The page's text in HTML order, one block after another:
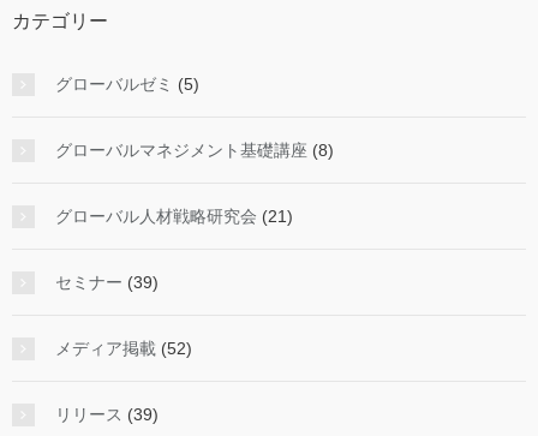
カテゴリー
グローバルゼミ (5)
グローバルマネジメント基礎講座 (8)
グローバル人材戦略研究会 (21)
セミナー (39)
メディア掲載 (52)
リリース (39)